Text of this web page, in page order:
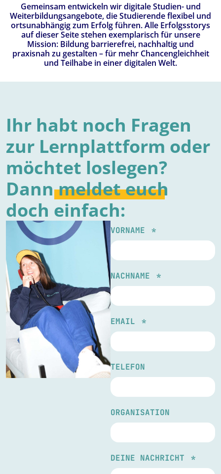
Gemeinsam entwickeln wir digitale Studien- und
Weiterbildungsangebote, die Studierende flexibel und
ortsunabhängig zum Erfolg führen. Alle Erfolgsstorys
auf dieser Seite stehen exemplarisch für unsere
Mission: Bildung barrierefrei, nachhaltig und
praxisnah zu gestalten – für mehr Chancengleichheit
und Teilhabe in einer digitalen Welt.
Ihr habt noch Fragen
zur Lernplattform oder
möchtet loslegen?
Dannmeldeteuch
doch einfach:
VORNAME
NACHNAME
EMAIL
TELEFON
ORGANISATION
DEINE NACHRICHT